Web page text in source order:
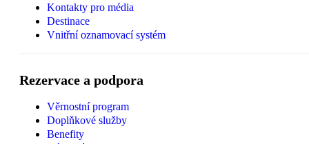
Kontakty pro média
Destinace
Vnitřní oznamovací systém
Rezervace a podpora
Věrnostní program
Doplňkové služby
Benefity